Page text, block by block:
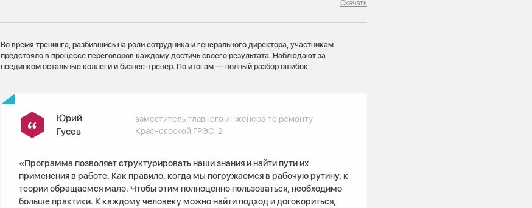
Скачать
Во время тренинга, разбившись на роли сотрудника и генерального директора, участникам
предстояло в процессе переговоров каждому достичь своего результата. Наблюдают за
поединком остальные коллеги и бизнес-тренер. По итогам — полный разбор ошибок.
Юрий
Гусев
заместитель главного инженера по ремонту
Красноярской ГРЭС-2
«Программа позволяет структурировать наши знания и найти пути их
применения в работе. Как правило, когда мы погружаемся в рабочую рутину, к
теории обращаемся мало. Чтобы этим полноценно пользоваться, необходимо
больше практики. К каждому человеку можно найти подход и договориться,